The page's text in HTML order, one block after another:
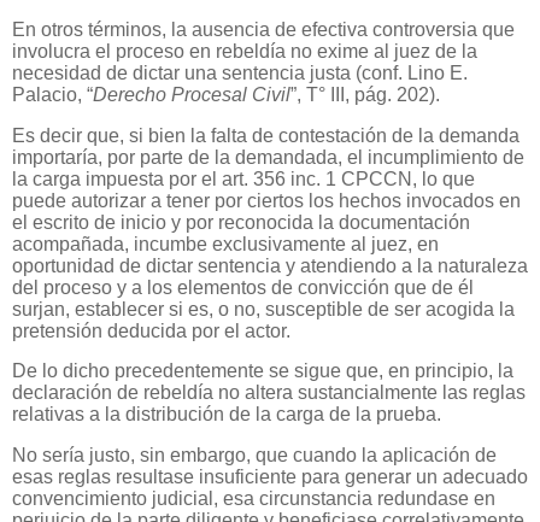
En otros términos, la ausencia de efectiva controversia que
involucra el proceso en rebeldía no exime al juez de la
necesidad de dictar una sentencia justa (conf. Lino E.
Palacio, “Derecho Procesal Civil”, T° III, pág. 202).
Es decir que, si bien la falta de contestación de la demanda
importaría, por parte de la demandada, el incumplimiento de
la carga impuesta por el art. 356 inc. 1 CPCCN, lo que
puede autorizar a tener por ciertos los hechos invocados en
el escrito de inicio y por reconocida la documentación
acompañada, incumbe exclusivamente al juez, en
oportunidad de dictar sentencia y atendiendo a la naturaleza
del proceso y a los elementos de convicción que de él
surjan, establecer si es, o no, susceptible de ser acogida la
pretensión deducida por el actor.
De lo dicho precedentemente se sigue que, en principio, la
declaración de rebeldía no altera sustancialmente las reglas
relativas a la distribución de la carga de la prueba.
No sería justo, sin embargo, que cuando la aplicación de
esas reglas resultase insuficiente para generar un adecuado
convencimiento judicial, esa circunstancia redundase en